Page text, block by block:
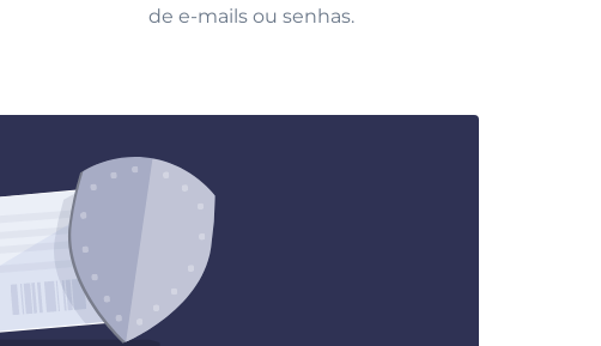
de e-mails ou senhas.